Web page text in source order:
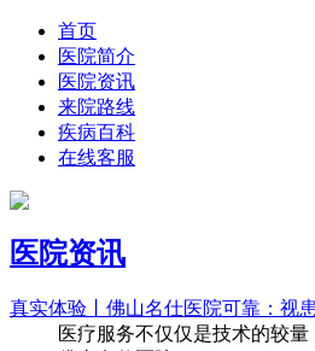
首页
医院简介
医院资讯
来院路线
疾病百科
在线客服
医院资讯
真实体验丨佛山名仕医院可靠：视
医疗服务不仅仅是技术的较量